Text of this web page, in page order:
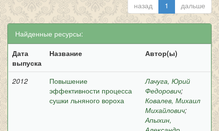
назад 1 дальше
Найденные ресурсы:
Дата
выпуска
Название Автор(ы)
2012
Повышение
эффективности процесса
сушки льняного вороха
Лачуга, Юрий
Федорович;
Ковалев, Михаил
Михайлович;
Апыхин,